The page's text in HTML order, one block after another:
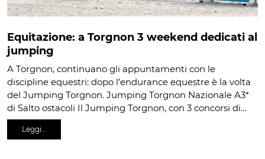
Equitazione: a Torgnon 3 weekend dedicati al
jumping
A Torgnon, continuano gli appuntamenti con le
discipline equestri: dopo l’endurance equestre è la volta
del Jumping Torgnon. Jumping Torgnon Nazionale A3*
di Salto ostacoli Il Jumping Torgnon, con 3 concorsi di…
Leggi…